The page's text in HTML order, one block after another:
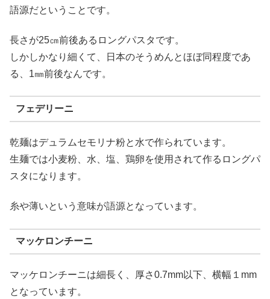
語源だということです。
長さが25㎝前後あるロングパスタです。
しかしかなり細くて、日本のそうめんとほぼ同程度であ
る、1㎜前後なんです。
フェデリーニ
乾麺はデュラムセモリナ粉と水で作られています。
生麺では小麦粉、水、塩、鶏卵を使用されて作るロングパ
スタになります。
糸や薄いという意味が語源となっています。
マッケロンチーニ
マッケロンチーニは細長く、厚さ0.7mm以下、横幅１mm
となっています。